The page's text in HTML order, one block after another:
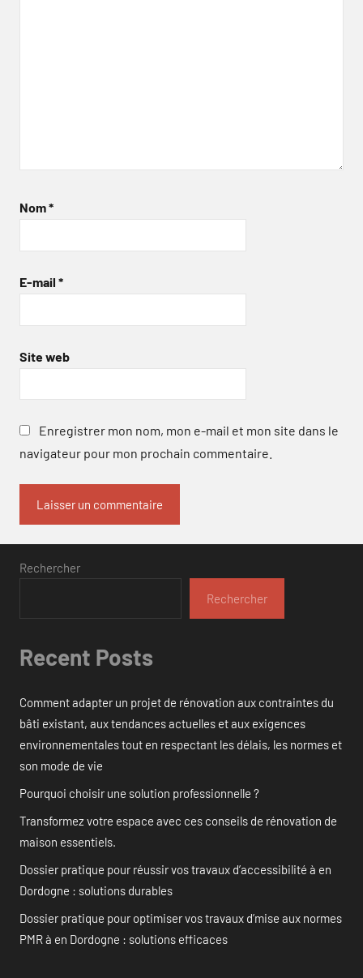
Nom*
E-mail *
Site web
Enregistrer mon nom, mon e-mail et mon site dans le
navigateur pour mon prochain commentaire.
Rechercher
Rechercher
Recent Posts
Comment adapter un projet de rénovation aux contraintes du
bâti existant, aux tendances actuelles et aux exigences
environnementales tout en respectant les délais, les normes et
son mode de vie
Pourquoi choisir une solution professionnelle ?
Transformez votre espace avec ces conseils de rénovation de
maison essentiels.
Dossier pratique pour réussir vos travaux d’accessibilité à en
Dordogne : solutions durables
Dossier pratique pour optimiser vos travaux d’mise aux normes
PMR à en Dordogne : solutions efficaces